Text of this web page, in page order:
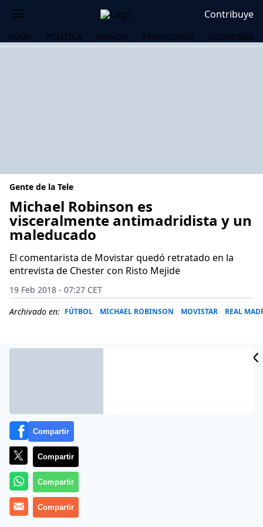
Contribuye
HOME POLÍTICA MUNDO PERIODISMO ECONOMÍA
Gente de la Tele
Michael Robinson es
visceralmente antimadridista y un
maleducado
El comentarista de Movistar quedó retratado en la
entrevista de Chester con Risto Mejide
19 Feb 2018 - 07:27 CET
Archivado en: FÚTBOL MICHAEL ROBINSON MOVISTAR REAL
Más información
Compartir
Compartir
Compartir
Compartir